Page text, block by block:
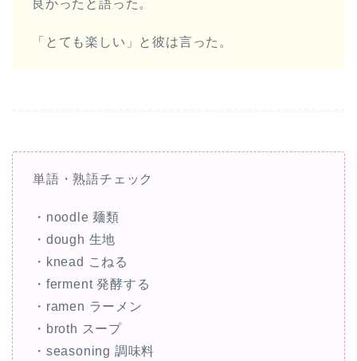
良かったと語った。
「とても楽しい」と彼は言った。
単語・熟語チェック
・noodle 麺類
・dough 生地
・knead こねる
・ferment 発酵する
・ramen ラーメン
・broth スープ
・seasoning 調味料